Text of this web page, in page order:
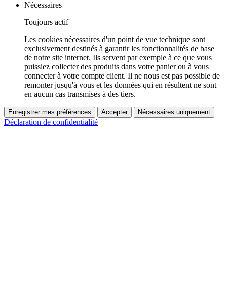
Nécessaires
Toujours actif
Les cookies nécessaires d'un point de vue technique sont
exclusivement destinés à garantir les fonctionnalités de base
de notre site internet. Ils servent par exemple à ce que vous
puissiez collecter des produits dans votre panier ou à vous
connecter à votre compte client. Il ne nous est pas possible de
remonter jusqu'à vous et les données qui en résultent ne sont
en aucun cas transmises à des tiers.
Enregistrer mes préférences Accepter Nécessaires uniquement
Déclaration de confidentialité